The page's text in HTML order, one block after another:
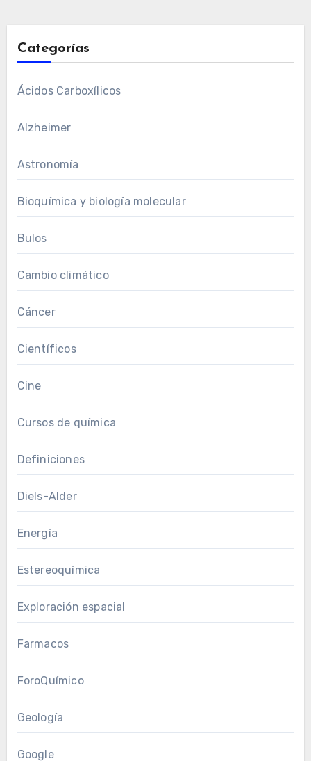
Categorías
Ácidos Carboxílicos
Alzheimer
Astronomía
Bioquímica y biología molecular
Bulos
Cambio climático
Cáncer
Científicos
Cine
Cursos de química
Definiciones
Diels-Alder
Energía
Estereoquímica
Exploración espacial
Farmacos
ForoQuímico
Geología
Google